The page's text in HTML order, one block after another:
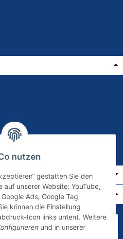
nutzen
gestatten Sie den
auf unserer Website: YouTube,
Ads, Google Tag
können die Einstellung
Icon links unten). Weitere
und in unserer